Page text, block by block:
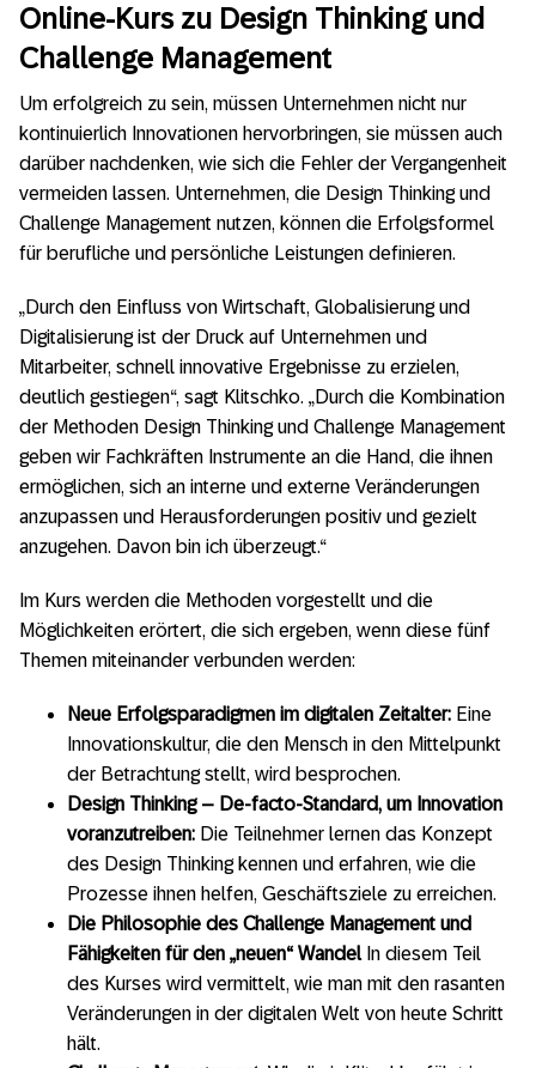
Online-Kurs zu Design Thinking und
Challenge Management
Um erfolgreich zu sein, müssen Unternehmen nicht nur
kontinuierlich Innovationen hervorbringen, sie müssen auch
darüber nachdenken, wie sich die Fehler der Vergangenheit
vermeiden lassen. Unternehmen, die Design Thinking und
Challenge Management nutzen, können die Erfolgsformel
für berufliche und persönliche Leistungen definieren.
„Durch den Einfluss von Wirtschaft, Globalisierung und
Digitalisierung ist der Druck auf Unternehmen und
Mitarbeiter, schnell innovative Ergebnisse zu erzielen,
deutlich gestiegen“, sagt Klitschko. „Durch die Kombination
der Methoden Design Thinking und Challenge Management
geben wir Fachkräften Instrumente an die Hand, die ihnen
ermöglichen, sich an interne und externe Veränderungen
anzupassen und Herausforderungen positiv und gezielt
anzugehen. Davon bin ich überzeugt.“
Im Kurs werden die Methoden vorgestellt und die
Möglichkeiten erörtert, die sich ergeben, wenn diese fünf
Themen miteinander verbunden werden:
Neue Erfolgsparadigmen im digitalen Zeitalter: Eine
Innovationskultur, die den Mensch in den Mittelpunkt
der Betrachtung stellt, wird besprochen.
Design Thinking – De-facto-Standard, um Innovation
voranzutreiben: Die Teilnehmer lernen das Konzept
des Design Thinking kennen und erfahren, wie die
Prozesse ihnen helfen, Geschäftsziele zu erreichen.
Die Philosophie des Challenge Management und
Fähigkeiten für den „neuen“ Wandel In diesem Teil
des Kurses wird vermittelt, wie man mit den rasanten
Veränderungen in der digitalen Welt von heute Schritt
hält.